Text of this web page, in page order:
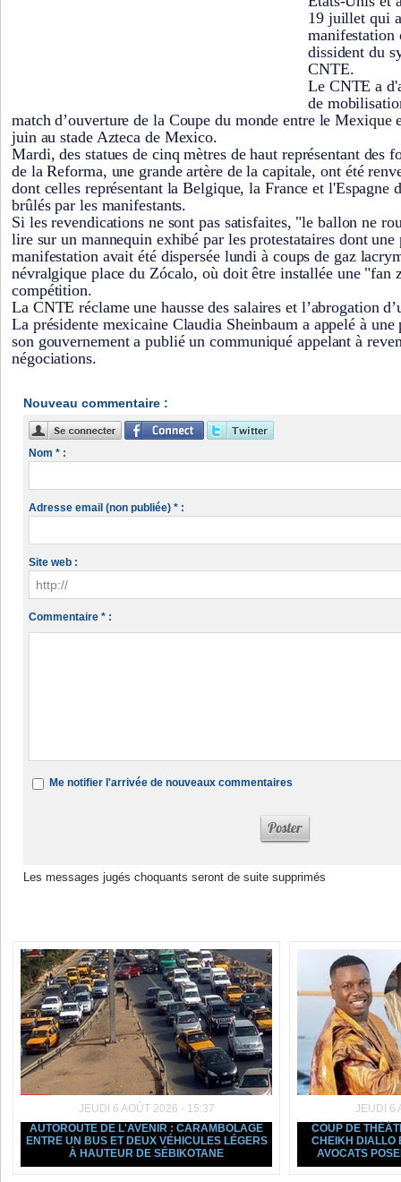
19 juillet qui
manifestation
dissident du
CNTE.
Le CNTE a
de
match d’ouverture de la Coupe du monde entre le
juin au stade Azteca de Mexico.
Mardi, des statues de cinq mètres de haut représentant des
de la Reforma, une grande artère de la capitale, ont été
dont celles représentant la Belgique, la France et l'Espagne
brûlés par les manifestants.
Si les revendications ne sont pas satisfaites, "le ballon ne
lire sur un mannequin exhibé par les protestataires dont une
manifestation avait été dispersée lundi à coups de gaz
névralgique place du Zócalo, où doit être installée une "fan
compétition.
La CNTE réclame une hausse des salaires et l’abrogation
La présidente mexicaine Claudia Sheinbaum a appelé à
son gouvernement a publié un communiqué appelant à
négociations.
Nouveau commentaire :
Nom * :
Adresse email (non publiée) * :
Site web :
Commentaire * :
Me notifier l'arrivée de nouveaux commentaires
Les messages jugés choquants seront de suite supprimés
JEUDI 6 AOÛT 2026 - 15:37
AUTOROUTE DE L'AVENIR : CARAMBOLAGE
ENTRE UN BUS ET DEUX VÉHICULES LÉGERS
À HAUTEUR DE SÉBIKOTANE
JEUDI 6
COUP DE
CHEIKH DIALLO
AVOCATS